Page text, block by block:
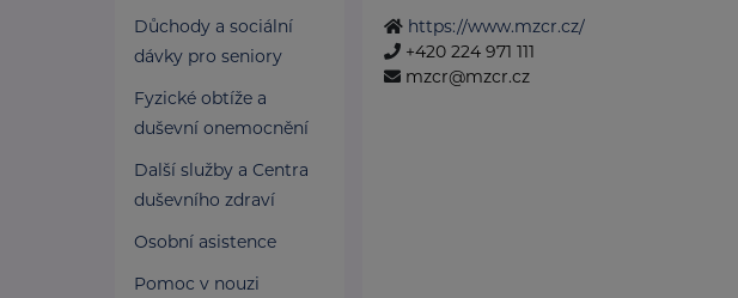
Důchody a sociální
dávky pro seniory
Fyzické obtíže a
duševní onemocnění
Další služby a Centra
duševního zdraví
Osobní asistence
Pomoc v nouzi
https://www.mzcr.cz/
+420 224 971 111
mzcr@mzcr.cz